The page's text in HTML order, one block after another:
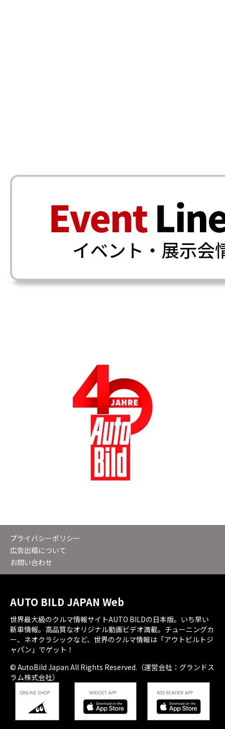
プライバシーポリシー
広告出稿について
お問い合わせ
AUTO BILD JAPAN Web
世界最大級のクルマ情報サイトAUTO BILDの日本版。いち早い
新車情報。高品質なオリジナル動画ビデオ満載。チューニングカ
ー、ネオクラシックなど、世界のクルマ情報は「アウトビルトジ
ャパン」でゲット！
© AutoBild Japan All Rights Reserved.（運営会社：グランドス
ラム株式会社）